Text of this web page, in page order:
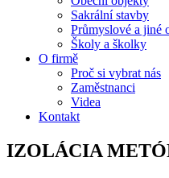
Sakrální stavby
Průmyslové a jiné
Školy a školky
O firmě
Proč si vybrat nás
Zaměstnanci
Videa
Kontakt
IZOLÁCIA